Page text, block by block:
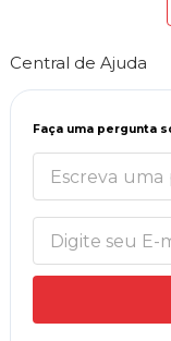
Central de Ajuda
Faça uma pergunta